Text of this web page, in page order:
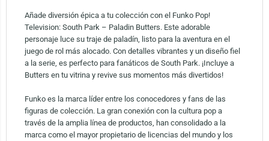
Añade diversión épica a tu colección con el Funko Pop!
Television: South Park – Paladin Butters. Este adorable
personaje luce su traje de paladín, listo para la aventura en el
juego de rol más alocado. Con detalles vibrantes y un diseño fiel
a la serie, es perfecto para fanáticos de South Park. ¡Incluye a
Butters en tu vitrina y revive sus momentos más divertidos!
Funko es la marca líder entre los conocedores y fans de las
figuras de colección. La gran conexión con la cultura pop a
través de la amplia línea de productos, han consolidado a la
marca como el mayor propietario de licencias del mundo y los